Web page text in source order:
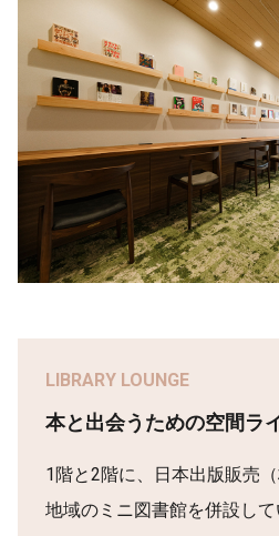
LIBRARY LOUNGE
本と出会うための空間ラ
1階と2階に、日本出版販売
地域のミニ図書館を併設して